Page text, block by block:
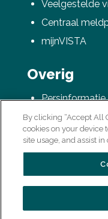
Veelgestelde
Centraal
mijnVISTA
Overig
Persinformatie
AVG /
Colofon
By clicking “Accept All
cookies on your device
site usage, and assist